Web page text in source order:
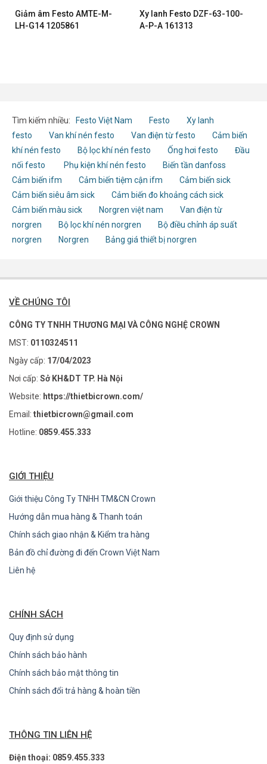
Giảm âm Festo AMTE-M-
LH-G14 1205861
Xy lanh Festo DZF-63-100-
A-P-A 161313
Tìm kiếm nhiều: Festo Việt Nam Festo
Xy lanh
festo
Van khí nén festo Van điện từ festo
Cảm biến
khí nén festo
Bộ lọc khí nén festo Ống hơi festo
Đầu
nối festo
Phụ kiện khí nén festo
Biến tần danfoss
Cảm biến ifm
Cảm biến tiệm cận ifm
Cảm biến sick
Cảm biến siêu âm sick
Cảm biến đo khoảng cách sick
Cảm biến màu sick
Norgren việt nam
Van điện từ
norgren
Bộ lọc khí nén norgren
Bộ điều chỉnh áp suất
norgren
Norgren Bảng giá thiết bị norgren
VỀ CHÚNG TÔI
CÔNG TY TNHH THƯƠNG MẠI VÀ CÔNG NGHỆ CROWN
MST: 0110324511
Ngày cấp: 17/04/2023
Nơi cấp: Sở KH&DT TP. Hà Nội
Website: https://thietbicrown.com/
Email: thietbicrown@gmail.com
Hotline: 0859.455.333
GIỚI THIỆU
Giới thiệu Công Ty TNHH TM&CN Crown
Hướng dẫn mua hàng & Thanh toán
Chính sách giao nhận & Kiểm tra hàng
Bản đồ chỉ đường đi đến Crown Việt Nam
Liên hệ
CHÍNH SÁCH
Quy định sử dụng
Chính sách bảo hành
Chính sách bảo mật thông tin
Chính sách đổi trả hàng & hoàn tiền
THÔNG TIN LIÊN HỆ
Điện thoại: 0859.455.333